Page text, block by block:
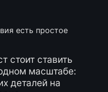
есть простое
стоит ставить
масштабе:
деталей на